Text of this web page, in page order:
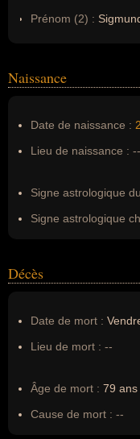
Prénom (2) :
Erreurs d'écriture : --
Naissance
Date de naissance :
Lieu de naissance : --
Signe astrologique
Signe astrologique
Décès
Date de mort :
Lieu de mort : --
Âge de mort : 79 ans
Cause de mort : --